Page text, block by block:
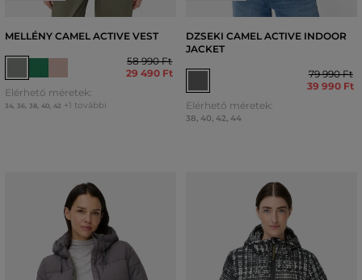
MELLÉNY CAMEL ACTIVE VEST
58 990 Ft
29 490 Ft
Elérhető méretek:
34, 36, 38, 40, 42 +1 további
DZSEKI CAMEL ACTIVE INDOOR
JACKET
79 990 Ft
39 990 Ft
Elérhető méretek:
38, 40, 42, 44